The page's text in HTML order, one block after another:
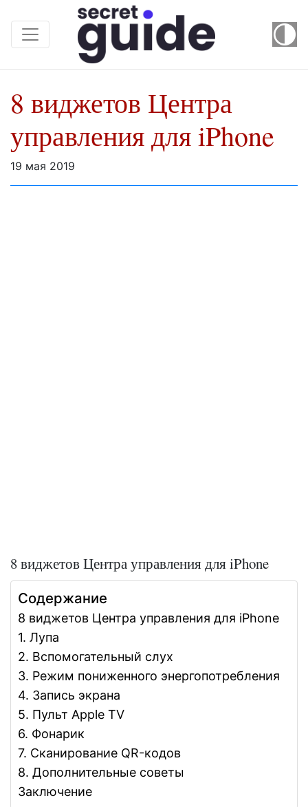
8 виджетов Центра
управления для iPhone
19 мая 2019
8 виджетов Центра управления для iPhone
Содержание
8 виджетов Центра управления для iPhone
1. Лупа
2. Вспомогательный слух
3. Режим пониженного энергопотребления
4. Запись экрана
5. Пульт Apple TV
6. Фонарик
7. Сканирование QR-кодов
8. Дополнительные советы
Заключение